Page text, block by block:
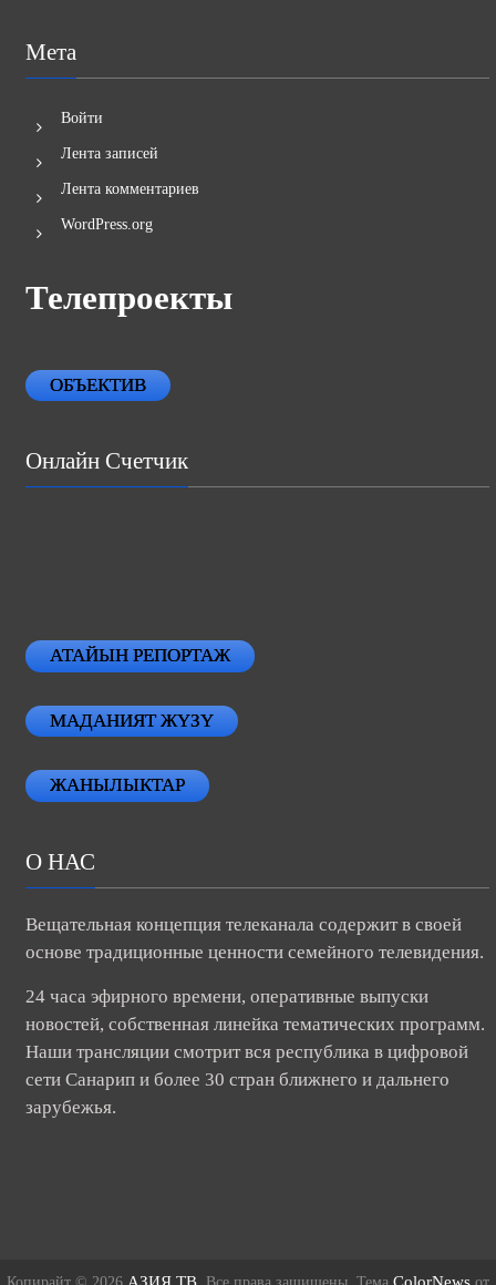
Мета
Войти
Лента записей
Лента комментариев
WordPress.org
Телепроекты
ОБЪЕКТИВ
Онлайн Счетчик
АТАЙЫН РЕПОРТАЖ
МАДАНИЯТ ЖҮЗҮ
ЖАНЫЛЫКТАР
О НАС
Вещательная концепция телеканала содержит в своей
основе традиционные ценности семейного телевидения.
24 часа эфирного времени, оперативные выпуски
новостей, собственная линейка тематических программ.
Наши трансляции смотрит вся республика в цифровой
сети Санарип и более 30 стран ближнего и дальнего
зарубежья.
АЗИЯ ТВ ColorNews